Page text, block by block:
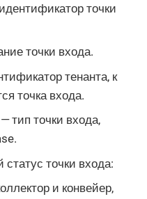
точки
точки входа.
тенанта, к
точка входа.
тип точки входа,
точки входа:
и конвейер,